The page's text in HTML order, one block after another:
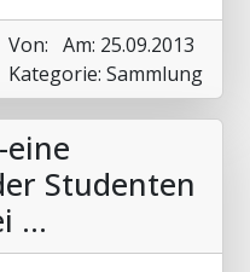
Von: Am: 25.09.2013
Kategorie: Sammlung
Studenten
...